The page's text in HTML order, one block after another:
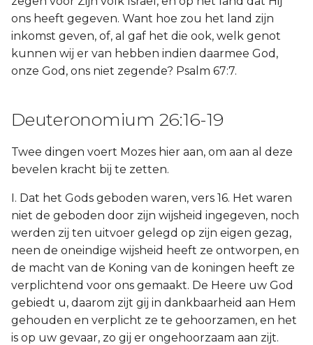
ons heeft gegeven. Want hoe zou het land zijn
inkomst geven, of, al gaf het die ook, welk genot
kunnen wij er van hebben indien daarmee God,
onze God, ons niet zegende? Psalm 67:7.
Deuteronomium 26:16-19
Twee dingen voert Mozes hier aan, om aan al deze
bevelen kracht bij te zetten.
I. Dat het Gods geboden waren, vers 16. Het waren
niet de geboden door zijn wijsheid ingegeven, noch
werden zij ten uitvoer gelegd op zijn eigen gezag,
neen de oneindige wijsheid heeft ze ontworpen, en
de macht van de Koning van de koningen heeft ze
verplichtend voor ons gemaakt. De Heere uw God
gebiedt u, daarom zijt gij in dankbaarheid aan Hem
gehouden en verplicht ze te gehoorzamen, en het
is op uw gevaar, zo gij er ongehoorzaam aan zijt.